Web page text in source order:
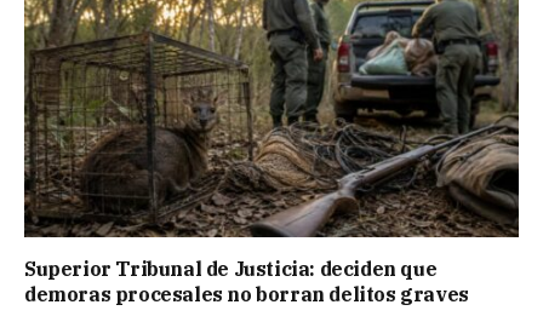
Superior Tribunal de Justicia: deciden que
demoras procesales no borran delitos graves